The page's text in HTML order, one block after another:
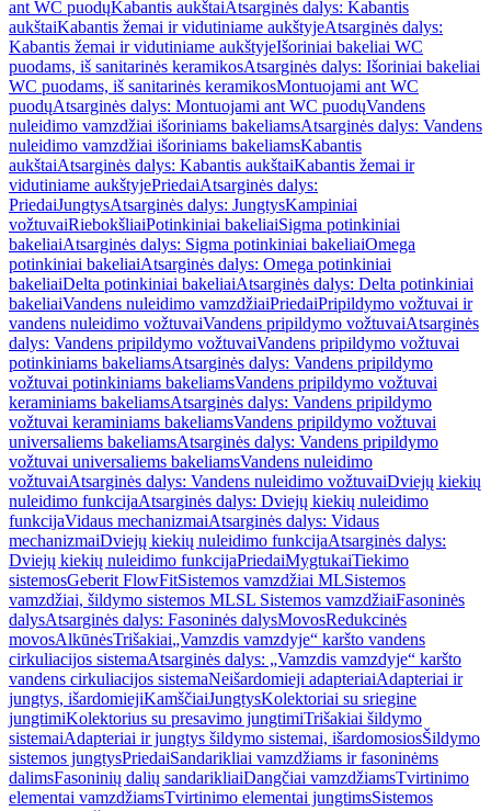
ant WC puodųKabantis aukštaiAtsarginės dalys: Kabantis
aukštaiKabantis žemai ir vidutiniame aukštyjeAtsarginės dalys:
Kabantis žemai ir vidutiniame aukštyjeIšoriniai bakeliai WC
puodams, iš sanitarinės keramikosAtsarginės dalys: Išoriniai bakeliai
WC puodams, iš sanitarinės keramikosMontuojami ant WC
puodųAtsarginės dalys: Montuojami ant WC puodųVandens
nuleidimo vamzdžiai išoriniams bakeliamsAtsarginės dalys: Vandens
nuleidimo vamzdžiai išoriniams bakeliamsKabantis
aukštaiAtsarginės dalys: Kabantis aukštaiKabantis žemai ir
vidutiniame aukštyjePriedaiAtsarginės dalys:
PriedaiJungtysAtsarginės dalys: JungtysKampiniai
vožtuvaiRiebokšliaiPotinkiniai bakeliaiSigma potinkiniai
bakeliaiAtsarginės dalys: Sigma potinkiniai bakeliaiOmega
potinkiniai bakeliaiAtsarginės dalys: Omega potinkiniai
bakeliaiDelta potinkiniai bakeliaiAtsarginės dalys: Delta potinkiniai
bakeliaiVandens nuleidimo vamzdžiaiPriedaiPripildymo vožtuvai ir
vandens nuleidimo vožtuvaiVandens pripildymo vožtuvaiAtsarginės
dalys: Vandens pripildymo vožtuvaiVandens pripildymo vožtuvai
potinkiniams bakeliamsAtsarginės dalys: Vandens pripildymo
vožtuvai potinkiniams bakeliamsVandens pripildymo vožtuvai
keraminiams bakeliamsAtsarginės dalys: Vandens pripildymo
vožtuvai keraminiams bakeliamsVandens pripildymo vožtuvai
universaliems bakeliamsAtsarginės dalys: Vandens pripildymo
vožtuvai universaliems bakeliamsVandens nuleidimo
vožtuvaiAtsarginės dalys: Vandens nuleidimo vožtuvaiDviejų kiekių
nuleidimo funkcijaAtsarginės dalys: Dviejų kiekių nuleidimo
funkcijaVidaus mechanizmaiAtsarginės dalys: Vidaus
mechanizmaiDviejų kiekių nuleidimo funkcijaAtsarginės dalys:
Dviejų kiekių nuleidimo funkcijaPriedaiMygtukaiTiekimo
sistemosGeberit FlowFitSistemos vamzdžiai MLSistemos
vamzdžiai, šildymo sistemos MLSL Sistemos vamzdžiaiFasoninės
dalysAtsarginės dalys: Fasoninės dalysMovosRedukcinės
movosAlkūnėsTrišakiai„Vamzdis vamzdyje“ karšto vandens
cirkuliacijos sistemaAtsarginės dalys: „Vamzdis vamzdyje“ karšto
vandens cirkuliacijos sistemaNeišardomieji adapteriaiAdapteriai ir
jungtys, išardomiejiKamščiaiJungtysKolektoriai su sriegine
jungtimiKolektorius su presavimo jungtimiTrišakiai šildymo
sistemaiAdapteriai ir jungtys šildymo sistemai, išardomosiosŠildymo
sistemos jungtysPriedaiSandarikliai vamzdžiams ir fasoninėms
dalimsFasoninių dalių sandarikliaiDangčiai vamzdžiamsTvirtinimo
elementai vamzdžiamsTvirtinimo elementai jungtimsSistemos